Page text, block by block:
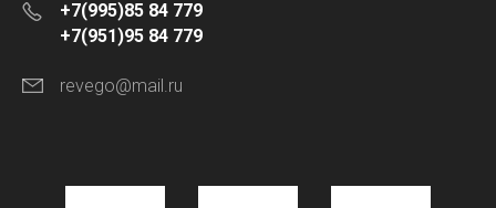
+7(995)85 84 779
+7(951)95 84 779
revego@mail.ru